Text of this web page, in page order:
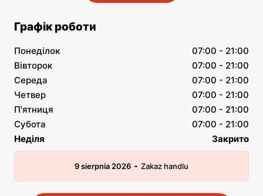
Графік роботи
Понеділок
07:00 - 21:00
Вівторок
07:00 - 21:00
Середа
07:00 - 21:00
Четвер
07:00 - 21:00
П'ятниця
07:00 - 21:00
Субота
07:00 - 21:00
Неділя
Закрито
9 sierpnia 2026 - Zakaz handlu